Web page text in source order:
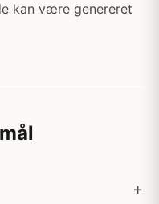
kan være genereret